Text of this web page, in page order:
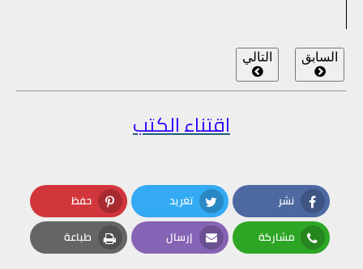
السابق التالي
اقتناء الكتب
نشر
Facebook
تغريد
Twitter
حفظ
Pinterest
مشاركة
Whatsapp
إرسال
Email
طباعة
Print